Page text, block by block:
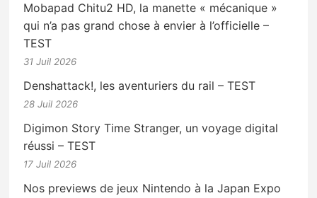
Mobapad Chitu2 HD, la manette « mécanique »
qui n’a pas grand chose à envier à l’officielle –
TEST
31 Juil 2026
Denshattack!, les aventuriers du rail – TEST
28 Juil 2026
Digimon Story Time Stranger, un voyage digital
réussi – TEST
17 Juil 2026
Nos previews de jeux Nintendo à la Japan Expo